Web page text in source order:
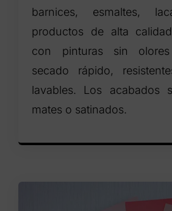
barnices, esmaltes,
productos de alta
con pinturas sin
secado rápido,
lavables. Los acabados
mates o satinados.